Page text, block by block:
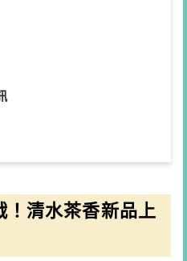
！清水茶香新品上